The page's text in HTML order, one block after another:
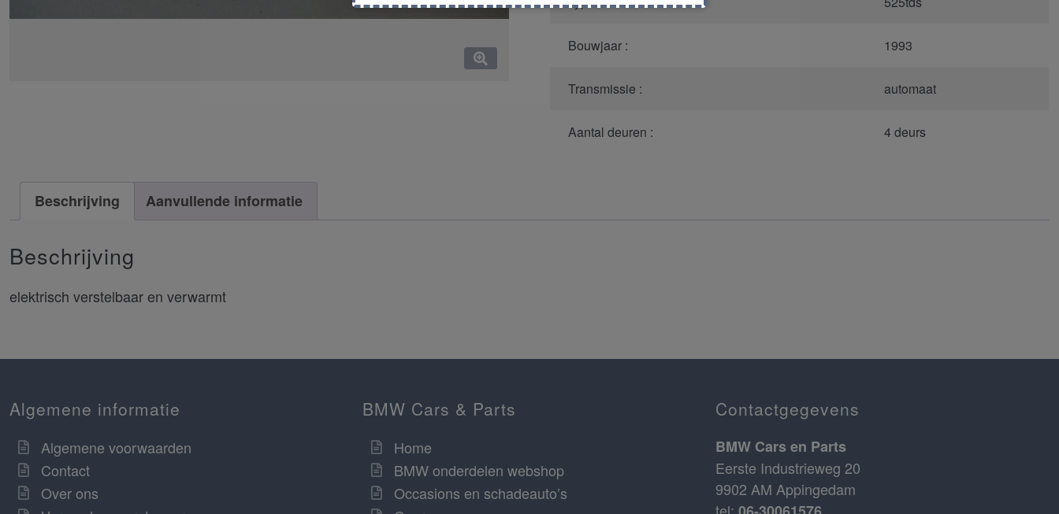
Bouwjaar : 1993
Transmissie : automaat
Aantal deuren : 4 deurs
Beschrijving Aanvullende informatie
Beschrijving
elektrisch verstelbaar en verwarmt
Algemene informatie
Algemene voorwaarden
Contact
Over ons
BMW Cars & Parts
Home
BMW onderdelen webshop
Occasions en schadeauto’s
Contactgegevens
BMW Cars en Parts
Eerste Industrieweg 20
9902 AM Appingedam
tel: